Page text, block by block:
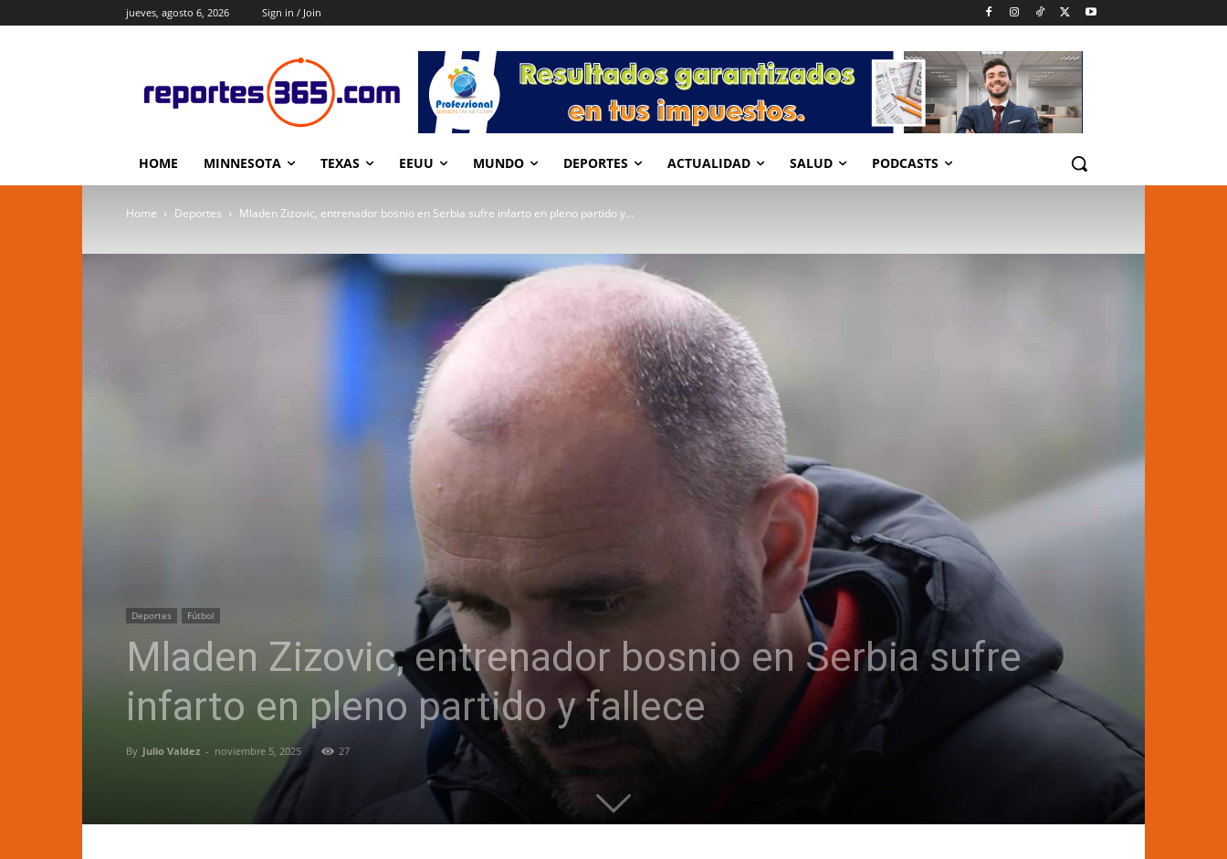
jueves, agosto 6, 2026 Sign in / Join
HOME MINNESOTA TEXAS EEUU MUNDO DEPORTES ACTUALIDAD SALUD PODCASTS
Home Deportes Mladen Zizovic, entrenador bosnio en Serbia sufre infarto en pleno partido y...
Deportes Fútbol
Mladen Zizovic, entrenador bosnio en Serbia sufre
infarto en pleno partido y fallece
By Julio Valdez - noviembre 5, 2025 27